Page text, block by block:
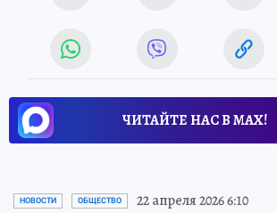
ЧИТАЙТЕ НАС В МАХ!
НОВОСТИ ОБЩЕСТВО 22 апреля 2026 6:10